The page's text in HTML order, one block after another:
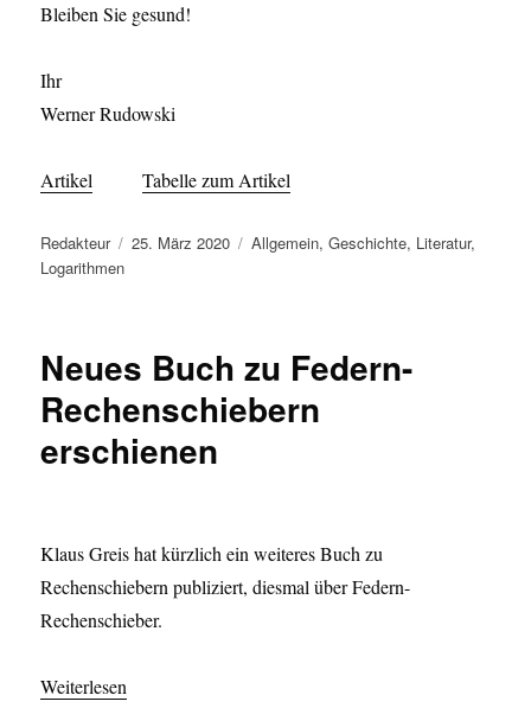
Bleiben Sie gesund!
Ihr
Werner Rudowski
Artikel Tabelle zum Artikel
Autor
Redakteur
Veröffentlicht
25. März 2020 Kategorien
Allgemein,Geschichte, Literatur,
Logarithmen
Neues Buch zu Federn-
Rechenschiebern
erschienen
Klaus Greis hat kürzlich ein weiteres Buch zu
Rechenschiebern publiziert, diesmal über Federn-
Rechenschieber.
Weiterlesen